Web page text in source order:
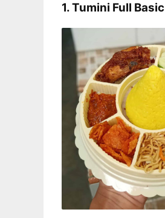
1. Tumini Full Basic